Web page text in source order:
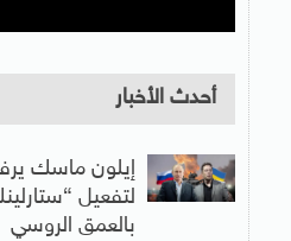
أحدث الأخبار
إيلون ماسك
لتفعيل
بالعمق الروسي